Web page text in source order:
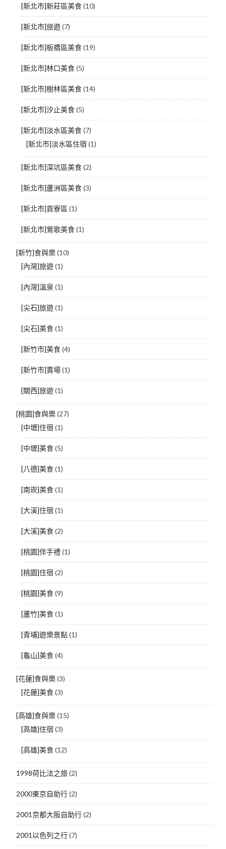
[新北市]新莊區美食(10)
[新北市]旅遊(7)
[新北市]板橋區美食(19)
[新北市]林口美食(5)
[新北市]樹林區美食(14)
[新北市]汐止美食(5)
[新北市]淡水區美食(7)
[新北市]淡水區住宿 (1)
[新北市]深坑區美食(2)
[新北市]蘆洲區美食(3)
[新北市]貢寮區 (1)
[新北市]鶯歌美食(1)
[新竹]食與樂(10)
[內灣]旅遊(1)
[內灣]溫泉 (1)
[尖石]旅遊(1)
[尖石]美食(1)
[新竹市]美食(4)
[新竹市]賣場(1)
[關西]旅遊(1)
[桃園]食與樂(27)
[中壢]住宿 (1)
[中壢]美食(5)
[八德]美食(1)
[南崁]美食(1)
[大溪]住宿 (1)
[大溪]美食(2)
[桃園]伴手禮(1)
[桃園]住宿 (2)
[桃園]美食(9)
[蘆竹]美食(1)
[青埔]遊樂景點(1)
[龜山]美食(4)
[花蓮]食與樂(3)
[花蓮]美食(3)
[高雄]食與樂(15)
[高雄]住宿 (3)
[高雄]美食(12)
1998荷比法之旅(2)
2000東京自助行(2)
2001京都大阪自助行(2)
2001以色列之行(7)